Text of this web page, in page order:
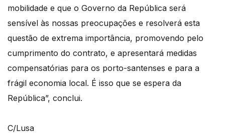
mobilidade e que o Governo da República será
sensível às nossas preocupações e resolverá esta
questão de extrema importância, promovendo pelo
cumprimento do contrato, e apresentará medidas
compensatórias para os porto-santenses e para a
frágil economia local. É isso que se espera da
República”, conclui.
C/Lusa